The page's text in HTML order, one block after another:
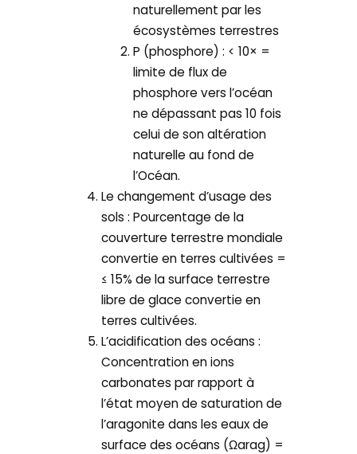
naturellement par les
écosystèmes terrestres
P (phosphore) : < 10× =
limite de flux de
phosphore vers l’océan
ne dépassant pas 10 fois
celui de son altération
naturelle au fond de
l’Océan.
Le changement d’usage des
sols : Pourcentage de la
couverture terrestre mondiale
convertie en terres cultivées =
≤ 15% de la surface terrestre
libre de glace convertie en
terres cultivées.
L’acidification des océans :
Concentration en ions
carbonates par rapport à
l’état moyen de saturation de
l’aragonite dans les eaux de
surface des océans (Ωarag) =